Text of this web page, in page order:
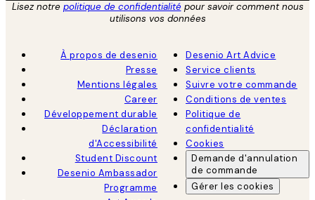
Lisez notre politique de confidentialitépour savoir comment nous
utilisons vos données
À propos de desenio
Presse
Mentions légales
Career
Développement durable
Déclaration
d'Accessibilité
Student Discount
Desenio Ambassador
Programme
Desenio Art Advice
Service clients
Suivre votre commande
Conditions de ventes
Politique de
confidentialité
Cookies
Demande d'annulation
de commande
Gérer les cookies